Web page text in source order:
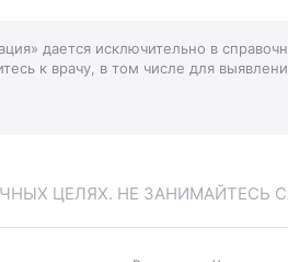
дается исключительно в
к врачу, в том числе для
ЦЕЛЯХ. НЕ ЗАНИМАЙТЕСЬ